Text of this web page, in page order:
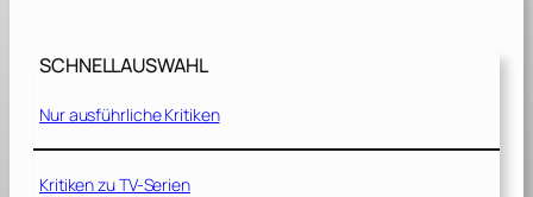
o
e
c
t
SCHNELLAUSWAHL
Nur ausführliche Kritiken
Kritiken zu TV-Serien